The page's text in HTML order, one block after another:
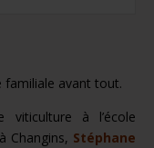
familiale avant tout.
viticulture à l’école
Changins, Stéphane